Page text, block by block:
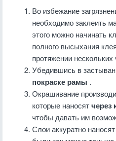
Во избежание
необходимо заклеить
этого можно начинать
полного высыхания
протяжении нескольких
Убедившись в
покраске рамы .
Окрашивание
которые наносятчерез
чтобы давать им
Слои аккуратно